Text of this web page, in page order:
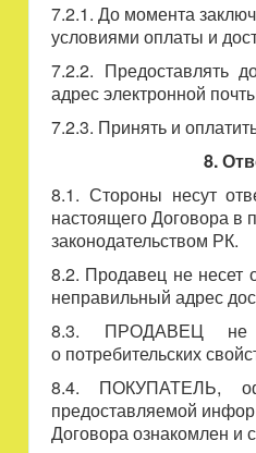
7.2.1. До момента
условиями оплаты и
7.2.2. Предоставлять
адрес электронной
7.2.3. Принять и
8.
8.1. Стороны несут
настоящего Договора
законодательством РК.
8.2. Продавец не несет
неправильный адрес
8.3. ПРОДАВЕЦ не
о потребительских
8.4. ПОКУПАТЕЛЬ,
предоставляемой
Договора ознакомлен и